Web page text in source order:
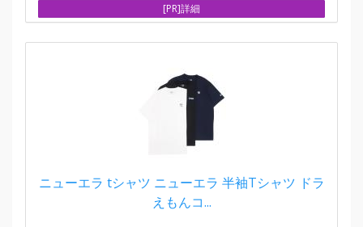
[PR]詳細
ニューエラ tシャツ ニューエラ 半袖Tシャツ ドラ
えもんコ...